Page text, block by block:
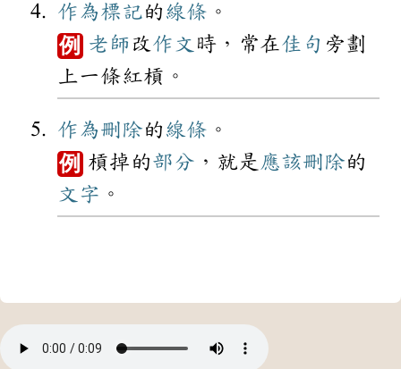
作為標記的 線條 。
例 老師 改 作文 時，常在佳句 旁劃
上一條紅槓。
作為刪除的 線條 。
例 槓掉的部分 ，就是 應該刪除的
文字 。